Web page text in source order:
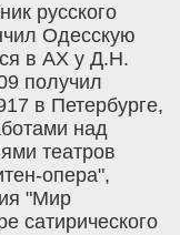
русского
Одесскую
в АХ у Д.Н.
получил
в Петербурге,
над
театров
опера",
"Мир
сатирического